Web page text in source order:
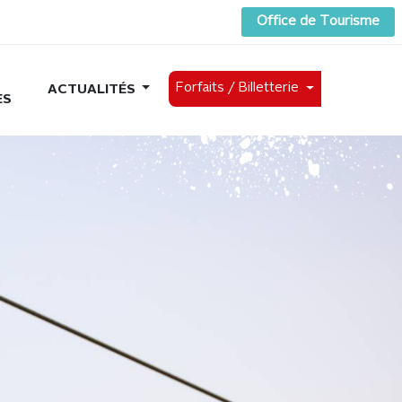
Office de Tourisme
ACTUALITÉS Forfaits / Billetterie